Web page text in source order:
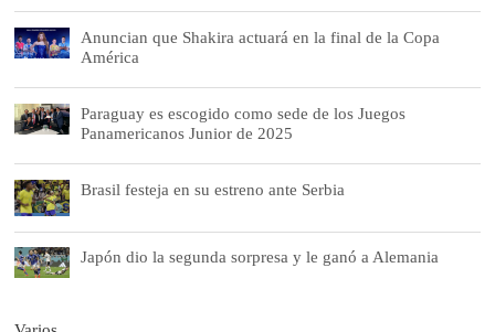
Anuncian que Shakira actuará en la final de la Copa
América
Paraguay es escogido como sede de los Juegos
Panamericanos Junior de 2025
Brasil festeja en su estreno ante Serbia
Japón dio la segunda sorpresa y le ganó a Alemania